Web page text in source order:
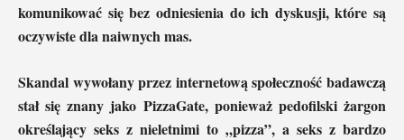
komunikować się bez odniesienia do ich dyskusji, które są
oczywiste dla naiwnych mas.
Skandal wywołany przez internetową społeczność badawczą
stał się znany jako PizzaGate, ponieważ pedofilski żargon
określający seks z nieletnimi to „pizza”, a seks z bardzo